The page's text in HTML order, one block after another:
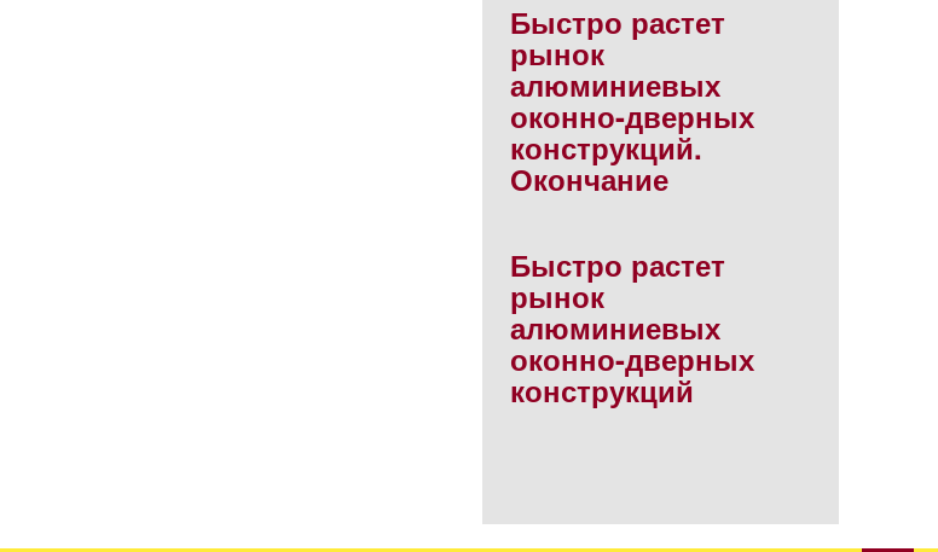
Быстро растет
рынок
алюминиевых
оконно-дверных
конструкций.
Окончание
Быстро растет
рынок
алюминиевых
оконно-дверных
конструкций